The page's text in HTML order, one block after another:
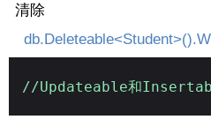
清除
//Updateable和